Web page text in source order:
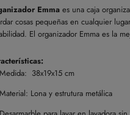
Emma es una caja
cosas pequeñas en cualquier
El organizador Emma es la
Medida: 38x19x15 cm
Material: Lona y estrutura metálica